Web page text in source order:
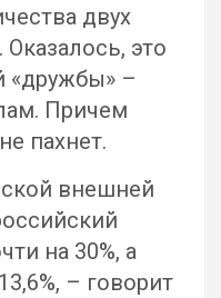
двух
это
«дружбы» –
Причем
пахнет.
внешней
на 30%, а
– говорит